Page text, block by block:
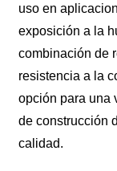
uso en
exposición a la
combinación de
resistencia a la
opción para una
de construcción
calidad.